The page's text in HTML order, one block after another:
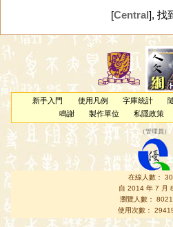
[Central], 找
新手入門 使用凡例 字庫統計
鳴謝
製作單位 私隱政策
（管理員 ）
在線人數：
自 2014 年 7 月
瀏覽人數：
使用次數：